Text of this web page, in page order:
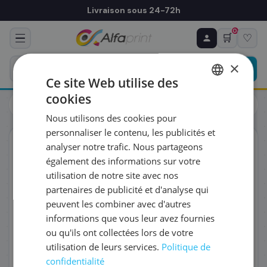
Livraison sous 24-72h
🛒
0
♡
Toners
Canon
ORIGINAL
♻ COMMANDE RÉCURRENTE
Prévoyez & économisez
Programmez votre prochain achat — notre équipe
vous prépare un devis personnalisé
RÉFÉRENCE DU PRODUIT
FRÉQUENCE
QUANTITÉ PAR LIVRAISON
DATE DE PREMIÈRE LIVRAISON SOUHAITÉE
×
Ce site Web utilise des
cookies
Nous utilisons des cookies pour
personnaliser le contenu, les publicités et
analyser notre trafic. Nous partageons
également des informations sur votre
utilisation de notre site avec nos
partenaires de publicité et d'analyse qui
peuvent les combiner avec d'autres
informations que vous leur avez fournies
ou qu'ils ont collectées lors de votre
utilisation de leurs services. Politique de
confidentialité